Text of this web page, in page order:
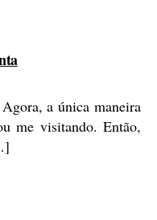
diz:
a única maneira
me visitando. Então,